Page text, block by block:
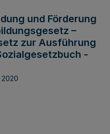
und Förderung
–
zur Ausführung
-
2020